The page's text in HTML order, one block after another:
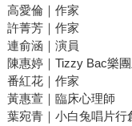
高愛倫｜作家
許菁芳｜作家
連俞涵｜演員
陳惠婷｜Tizzy Bac樂
番紅花｜作家
黃惠萱｜臨床心理師
葉宛青｜小白兔唱片行